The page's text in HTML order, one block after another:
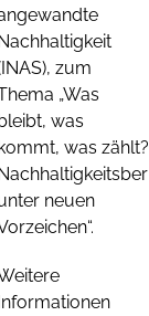
zum
„Was
was
was zählt?
neuen